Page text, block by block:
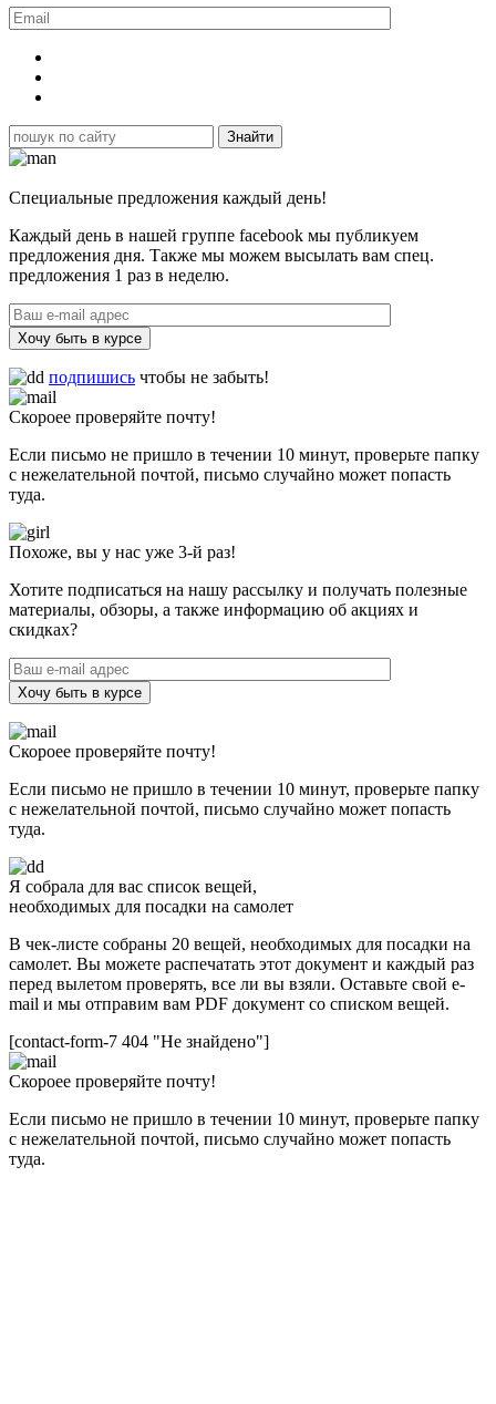
Специальные предложения каждый день!
Каждый день в нашей группе facebook мы публикуем
предложения дня. Также мы можем высылать вам спец.
предложения 1 раз в неделю.
Хочу быть в курсе
подпишись чтобы не забыть!
Скороее проверяйте почту!
Если письмо не пришло в течении 10 минут, проверьте папку
с нежелательной почтой, письмо случайно может попасть
туда.
Похоже, вы у нас уже 3-й раз!
Хотите подписаться на нашу рассылку и получать полезные
материалы, обзоры, а также информацию об акциях и
скидках?
Хочу быть в курсе
Скороее проверяйте почту!
Если письмо не пришло в течении 10 минут, проверьте папку
с нежелательной почтой, письмо случайно может попасть
туда.
Я собрала для вас список вещей,
необходимых для посадки на самолет
В чек-листе собраны 20 вещей, необходимых для посадки на
самолет. Вы можете распечатать этот документ и каждый раз
перед вылетом проверять, все ли вы взяли. Оставьте свой e-
mail и мы отправим вам PDF документ со списком вещей.
[contact-form-7 404 "Не знайдено"]
Скороее проверяйте почту!
Если письмо не пришло в течении 10 минут, проверьте папку
с нежелательной почтой, письмо случайно может попасть
туда.